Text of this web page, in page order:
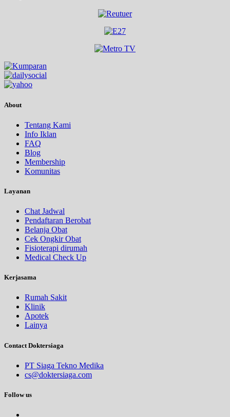
About
Tentang Kami
Info Iklan
FAQ
Blog
Membership
Komunitas
Layanan
Chat Jadwal
Pendaftaran Berobat
Belanja Obat
Cek Ongkir Obat
Fisioterapi dirumah
Medical Check Up
Kerjasama
Rumah Sakit
Klinik
Apotek
Lainya
Contact Doktersiaga
PT Siaga Tekno Medika
cs@doktersiaga.com
Follow us